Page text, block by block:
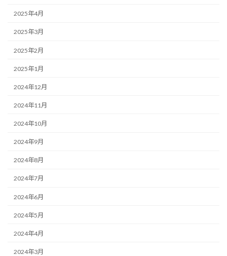
2025年4月
2025年3月
2025年2月
2025年1月
2024年12月
2024年11月
2024年10月
2024年9月
2024年8月
2024年7月
2024年6月
2024年5月
2024年4月
2024年3月